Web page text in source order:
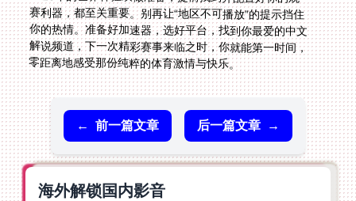
零距离地感受那份纯粹的体育激情与快乐。
← 前一篇文章 后一篇文章 →
海外解锁国内影音